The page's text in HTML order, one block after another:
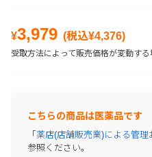
¥3,979 (税込¥4,376)
受取方法によって販売価格が変動する
こちらの商品は医薬品です
「 薬店(店舗販売業)による管
参照ください。